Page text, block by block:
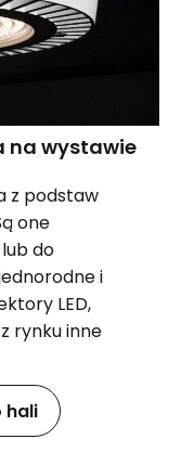
na wystawie
z podstaw
one
do
i
LED,
rynku inne
hali